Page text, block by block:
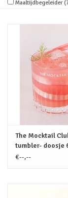
Maaltijdbegeleider
The Mocktail
tumbler- doosje
150ml
€--,--